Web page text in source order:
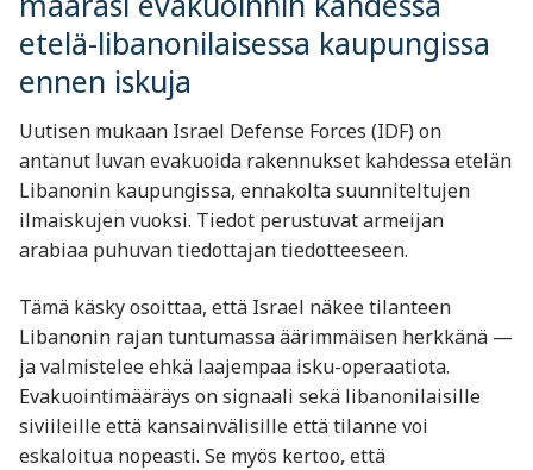
etelä-libanonilaisessa kaupungissa
ennen iskuja
Uutisen mukaan Israel Defense Forces (IDF) on
antanut luvan evakuoida rakennukset kahdessa etelän
Libanonin kaupungissa, ennakolta suunniteltujen
ilmaiskujen vuoksi. Tiedot perustuvat armeijan
arabiaa puhuvan tiedottajan tiedotteeseen.
Tämä käsky osoittaa, että Israel näkee tilanteen
Libanonin rajan tuntumassa äärimmäisen herkkänä —
ja valmistelee ehkä laajempaa isku-operaatiota.
Evakuointimääräys on signaali sekä libanonilaisille
siviileille että kansainvälisille että tilanne voi
eskaloitua nopeasti. Se myös kertoo, että